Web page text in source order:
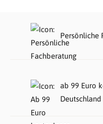
Persönliche
ab 99 Euro
Deutschland